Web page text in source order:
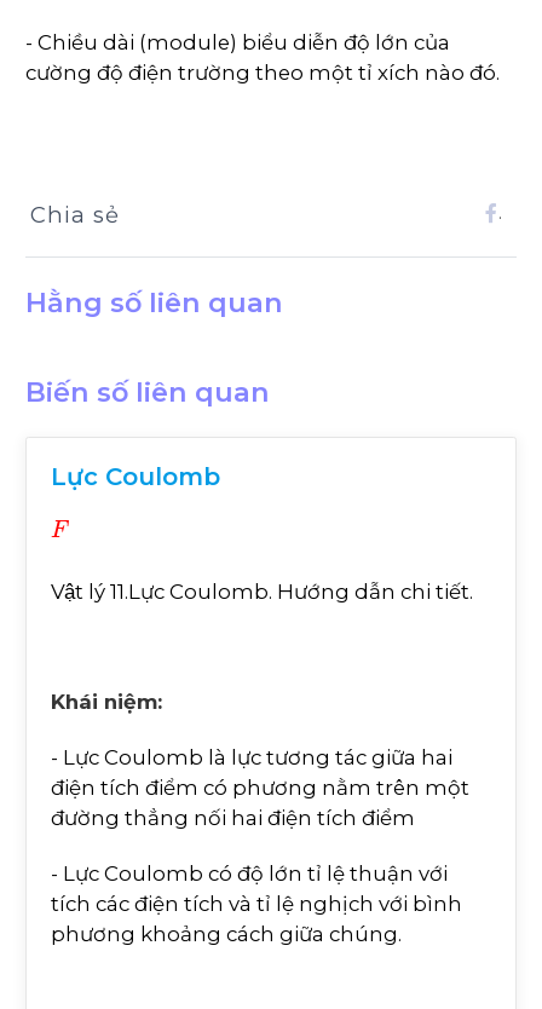
- Chiều dài (module) biểu diễn độ lớn của
cường độ điện trường theo một tỉ xích nào đó.
Chia sẻ .
Hằng số liên quan
Biến số liên quan
Lực Coulomb
F
Vật lý 11.Lực Coulomb. Hướng dẫn chi tiết.
Khái niệm:
- Lực Coulomb là lực tương tác giữa hai
điện tích điểm có phương nằm trên một
đường thẳng nối hai điện tích điểm
- Lực Coulomb có độ lớn tỉ lệ thuận với
tích các điện tích và tỉ lệ nghịch với bình
phương khoảng cách giữa chúng.